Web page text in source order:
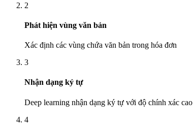
2
Phát hiện vùng văn bản
Xác định các vùng chứa văn bản trong hóa đơn
3
Nhận dạng ký tự
Deep learning nhận dạng ký tự với độ chính xác cao
4